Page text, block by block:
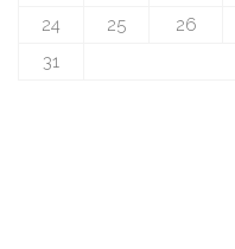
24
25 26
31